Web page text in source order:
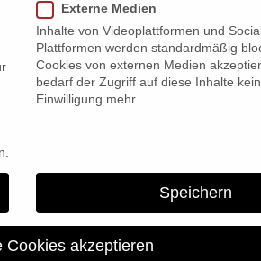
Gent
Externe Medien
Inhalte von Videoplattformen und
Plattformen werden standardmäßig
Cookies von externen Medien
bedarf der Zugriff auf diese Inhalte
Einwilligung mehr.
Speichern
Cookies akzeptieren